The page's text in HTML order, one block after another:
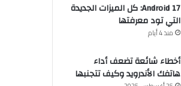
Android 17: كل الميزات الجديدة
التي تود معرفتها
منذ 4 أيام
أخطاء شائعة تضعف أداء
هاتفك الأندرويد وكيف تتجنبها